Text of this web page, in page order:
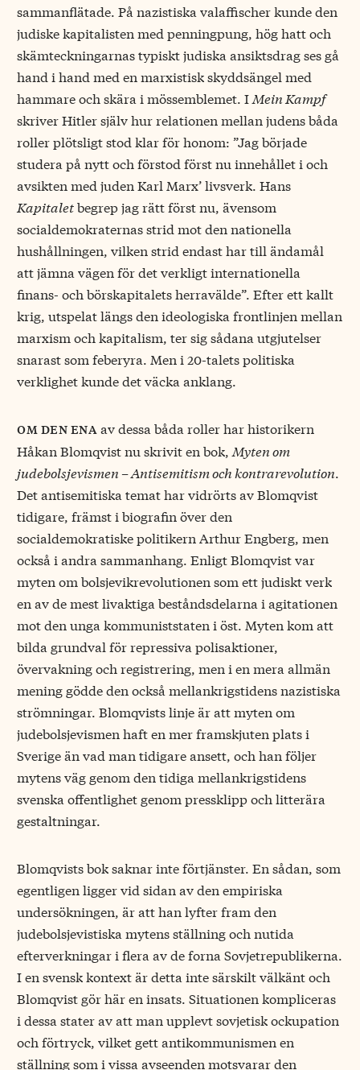
sammanflätade. På nazistiska valaffischer kunde den
judiske kapitalisten med penningpung, hög hatt och
skämteckningarnas typiskt judiska ansiktsdrag ses gå
hand i hand med en marxistisk skyddsängel med
hammare och skära i mössemblemet. IMein Kampf
skriver Hitler själv hur relationen mellan judens båda
roller plötsligt stod klar för honom: ”Jag började
studera på nytt och förstod först nu innehållet i och
avsikten med juden Karl Marx’ livsverk. Hans
Kapitaletbegrep jag rätt först nu, ävensom
socialdemokraternas strid mot den nationella
hushållningen, vilken strid endast har till ändamål
att jämna vägen för det verkligt internationella
finans- och börskapitalets herravälde”. Efter ett kallt
krig, utspelat längs den ideologiska frontlinjen mellan
marxism och kapitalism, ter sig sådana utgjutelser
snarast som feberyra. Men i 20-talets politiska
verklighet kunde det väcka anklang.
om den enaav dessa båda roller har historikern
Håkan Blomqvist nu skrivit en bok,Myten om
judebolsjevismen – Antisemitism och kontrarevolution.
Det antisemitiska temat har vidrörts av Blomqvist
tidigare, främst i biografin över den
socialdemokratiske politikern Arthur Engberg, men
också i andra sammanhang. Enligt Blomqvist var
myten om bolsjevikrevolutionen som ett judiskt verk
en av de mest livaktiga beståndsdelarna i agitationen
mot den unga kommuniststaten i öst. Myten kom att
bilda grundval för repressiva polisaktioner,
övervakning och registrering, men i en mera allmän
mening gödde den också mellankrigstidens nazistiska
strömningar. Blomqvists linje är att myten om
judebolsjevismen haft en mer framskjuten plats i
Sverige än vad man tidigare ansett, och han följer
mytens väg genom den tidiga mellankrigstidens
svenska offentlighet genom pressklipp och litterära
gestaltningar.
Blomqvists bok saknar inte förtjänster. En sådan, som
egentligen ligger vid sidan av den empiriska
undersökningen, är att han lyfter fram den
judebolsjevistiska mytens ställning och nutida
efterverkningar i flera av de forna Sovjetrepublikerna.
I en svensk kontext är detta inte särskilt välkänt och
Blomqvist gör här en insats. Situationen kompliceras
i dessa stater av att man upplevt sovjetisk ockupation
och förtryck, vilket gett antikommunismen en
ställning som i vissa avseenden motsvarar den